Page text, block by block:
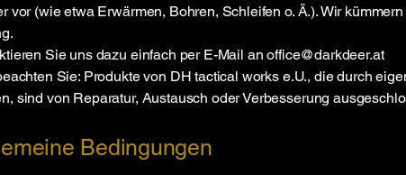
vor (wie etwa Erwärmen, Bohren, Schleifen o. Ä.). Wir
Sie uns dazu einfach per E-Mail an office@darkdeer.at
Sie: Produkte von DH tactical works e.U., die durch
sind von Reparatur, Austausch oder Verbesserung
Bedingungen